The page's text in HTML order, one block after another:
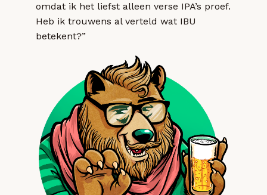
omdat ik het liefst alleen verse IPA’s proef.
Heb ik trouwens al verteld wat IBU
betekent?”